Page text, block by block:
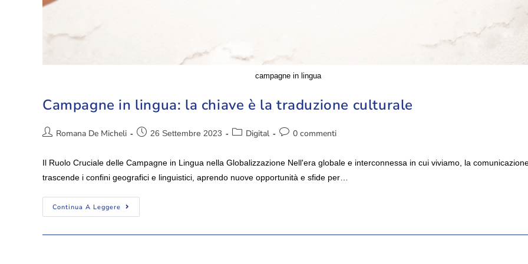
campagne in lingua
Campagne in lingua: la chiave è la traduzione culturale
Romana De Micheli 26 Settembre 2023 Digital 0 commenti
Il Ruolo Cruciale delle Campagne in Lingua nella Globalizzazione Nell'era globale e interconnessa in cui viviamo, la
trascende i confini geografici e linguistici, aprendo nuove opportunità e sfide per…
Continua A Leggere